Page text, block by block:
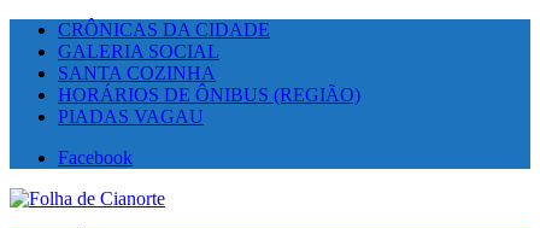
CRÔNICAS DA CIDADE
GALERIA SOCIAL
SANTA COZINHA
HORÁRIOS DE ÔNIBUS (REGIÃO)
PIADAS VAGAU
Facebook